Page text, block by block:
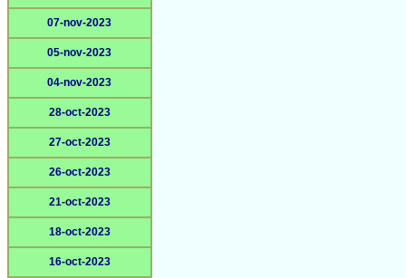
07-nov-2023
05-nov-2023
04-nov-2023
28-oct-2023
27-oct-2023
26-oct-2023
21-oct-2023
18-oct-2023
16-oct-2023